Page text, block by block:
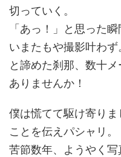
切っていく。
「あっ！」と思った
いまたもや撮影叶わず。
と諦めた刹那、数十
ありませんか！
僕は慌てて駆け寄り
ことを伝えパシャリ。
苦節数年、ようやく